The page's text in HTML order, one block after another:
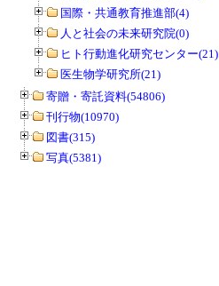
国際・共通教育推進部(4)
人と社会の未来研究院(0)
ヒト行動進化研究センター(21)
医生物学研究所(21)
寄贈・寄託資料(54806)
刊行物(10970)
図書(315)
写真(5381)